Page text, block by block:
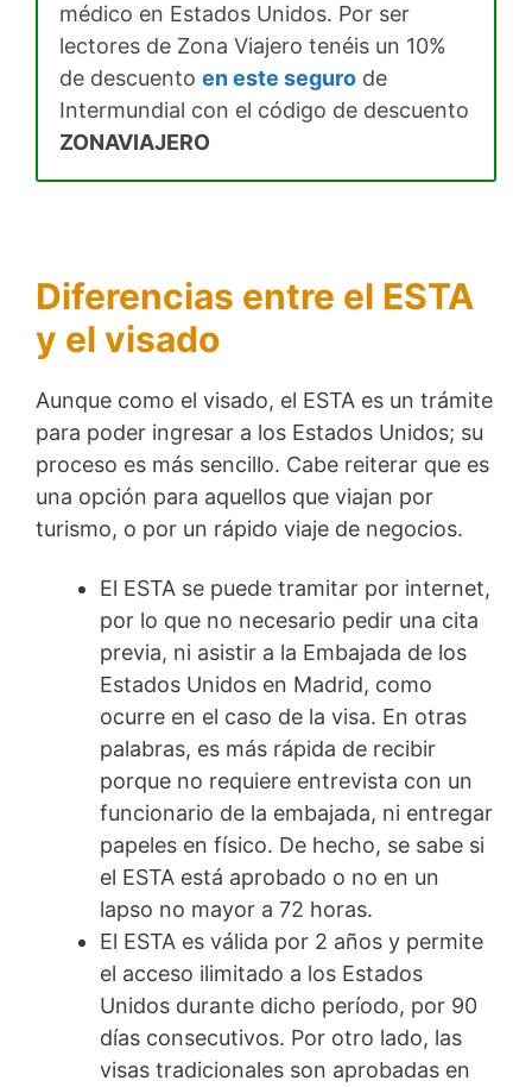
médico en Estados Unidos. Por ser
lectores de Zona Viajero tenéis un 10%
de descuento en este seguro de
Intermundial con el código de descuento
ZONAVIAJERO
Diferencias entre el ESTA
y el visado
Aunque como el visado, el ESTA es un trámite
para poder ingresar a los Estados Unidos; su
proceso es más sencillo. Cabe reiterar que es
una opción para aquellos que viajan por
turismo, o por un rápido viaje de negocios.
El ESTA se puede tramitar por internet,
por lo que no necesario pedir una cita
previa, ni asistir a la Embajada de los
Estados Unidos en Madrid, como
ocurre en el caso de la visa. En otras
palabras, es más rápida de recibir
porque no requiere entrevista con un
funcionario de la embajada, ni entregar
papeles en físico. De hecho, se sabe si
el ESTA está aprobado o no en un
lapso no mayor a 72 horas.
El ESTA es válida por 2 años y permite
el acceso ilimitado a los Estados
Unidos durante dicho período, por 90
días consecutivos. Por otro lado, las
visas tradicionales son aprobadas en